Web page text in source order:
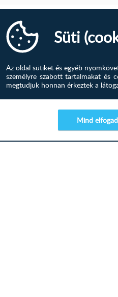
véleményt a termékhez.
Süti
Az oldal sütiket és egyéb
személyre szabott tartalmakat és
megtudjuk honnan érkeztek a
Mind elfogad